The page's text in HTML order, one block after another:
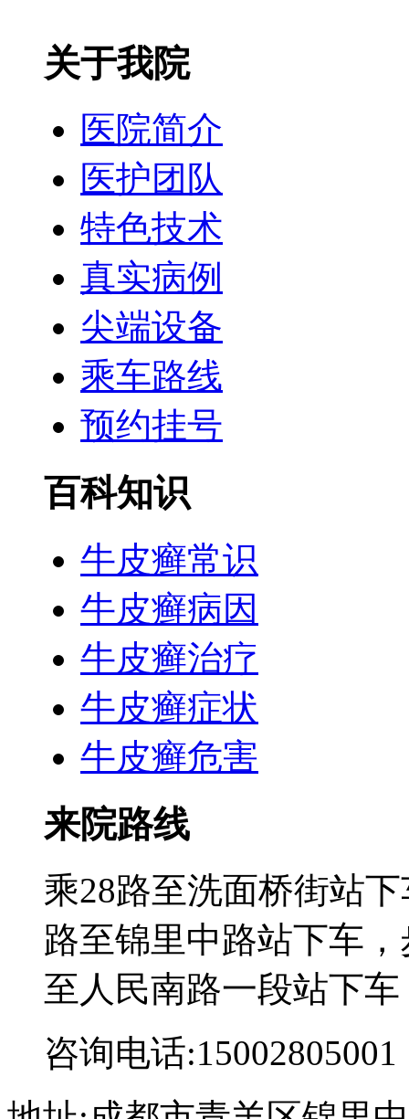
关于我院
医院简介
医护团队
特色技术
真实病例
尖端设备
乘车路线
预约挂号
百科知识
牛皮癣常识
牛皮癣病因
牛皮癣治疗
牛皮癣症状
牛皮癣危害
来院路线
乘28路至洗面桥街站
路至锦里中路站下车
至人民南路一段站下
咨询电话:15002805001